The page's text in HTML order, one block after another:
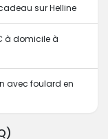
sur Helline
à domicile à
avec foulard en